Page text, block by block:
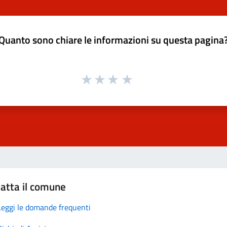
sono chiare le informazioni su questa
il comune
le domande frequenti